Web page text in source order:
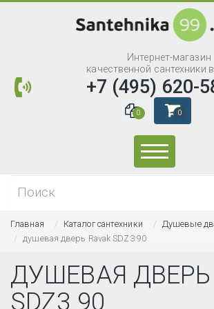
Интернет-магазин
качественной сантехники
+7 (495) 620-
0 0
Главная Каталог сантехники
Душевые
душевая дверь Ravak SDZ3 90
ДУШЕВАЯ ДВЕРЬ
SDZ3 90